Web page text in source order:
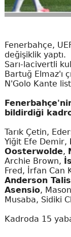
Fenerbahçe,
değişiklik yaptı.
Sarı-lacivertli
Bartuğ Elmaz'ı
N'Golo Kante
bildirdiği
Tarık Çetin,
Yiğit Efe Demir,
Oosterwolde,
Archie Brown,
Fred, İrfan Can
Anderson
Asensio,
Musaba, Sidiki
Kadroda 15